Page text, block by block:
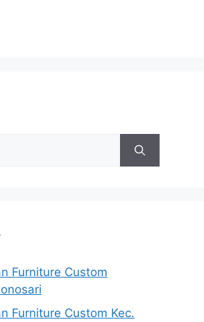
Furniture Custom
Furniture Custom Kec.